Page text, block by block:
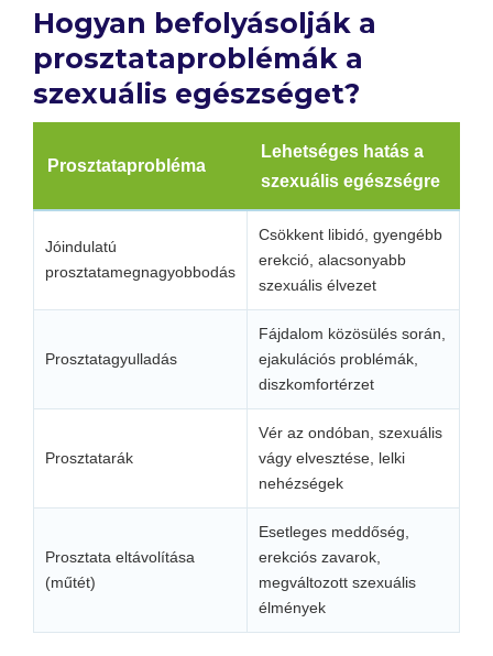
Hogyan befolyásolják a
prosztataproblémák a
szexuális egészséget?
Prosztataprobléma
Lehetséges hatás a
szexuális egészségre
Jóindulatú
prosztatamegnagyobbodás
Csökkent libidó, gyengébb
erekció, alacsonyabb
szexuális élvezet
Prosztatagyulladás
Fájdalom közösülés során,
ejakulációs problémák,
diszkomfortérzet
Prosztatarák
Vér az ondóban, szexuális
vágy elvesztése, lelki
nehézségek
Prosztata eltávolítása
(műtét)
Esetleges meddőség,
erekciós zavarok,
megváltozott szexuális
élmények